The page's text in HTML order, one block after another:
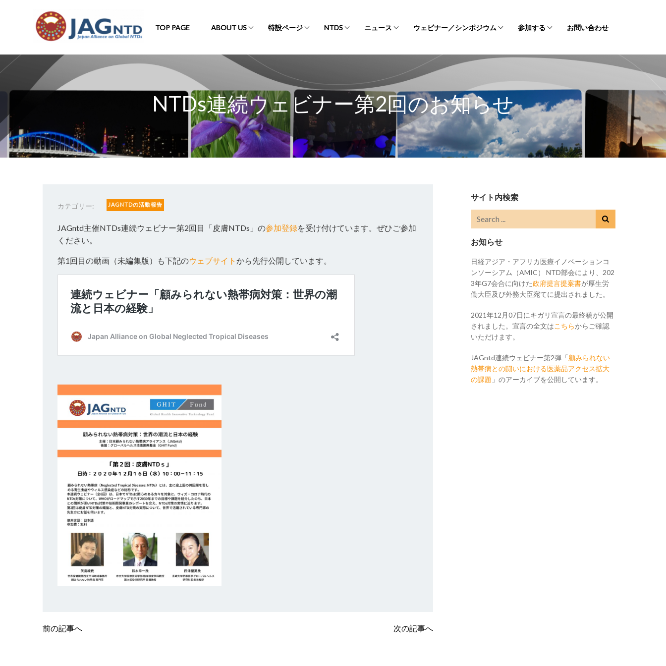
TOP PAGE ABOUT US 特設ページ NTDS ニュース ウェビナー／シンポジウム 参加する お問い合わせ
NTDs連続ウェビナー第2回のお知らせ
カテゴリー: JAGNTDの活動報告
JAGntd主催NTDs連続ウェビナー第2回目「皮膚NTDs」の参加登録を受け付けています。ぜひご参加
ください。
第1回目の動画（未編集版）も下記のウェブサイト から先行公開しています。
前の記事へ 次の記事へ
サイト内検索
お知らせ
日経アジア・アフリカ医療イノベーションコ
ンソーシアム（AMIC） NTD部会により、202
3年G7会合に向けた政府提言提案書が厚生労
働大臣及び外務大臣宛てに提出されました。
2021年12月07日にキガリ宣言の最終稿が公開
されました。宣言の全文はこちらからご確認
いただけます。
JAGntd連続ウェビナー第2弾「顧みられない
熱帯病との闘いにおける医薬品アクセス拡大
の課題 」のアーカイブを公開しています。